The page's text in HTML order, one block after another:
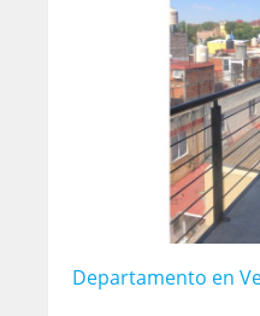
Departamento en